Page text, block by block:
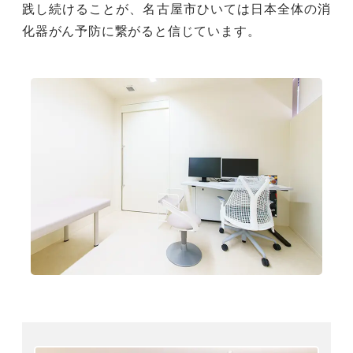
践し続けることが、名古屋市ひいては日本全体の消
化器がん予防に繋がると信じています。